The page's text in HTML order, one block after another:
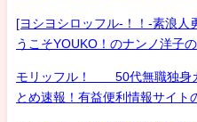
[ヨシヨシロッフル-！！-素浪人
うこそYOUKO！のナンノ洋子
モリッフル！ 50代無職独身
とめ速報！有益便利情報サイ